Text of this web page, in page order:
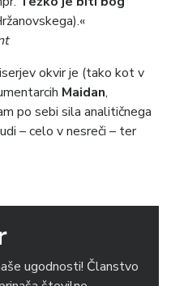
okvir je (tako kot v
Maidan,
po sebi sila analitičnega
– celo v nesreči – ter
ugodnosti! Članstvo